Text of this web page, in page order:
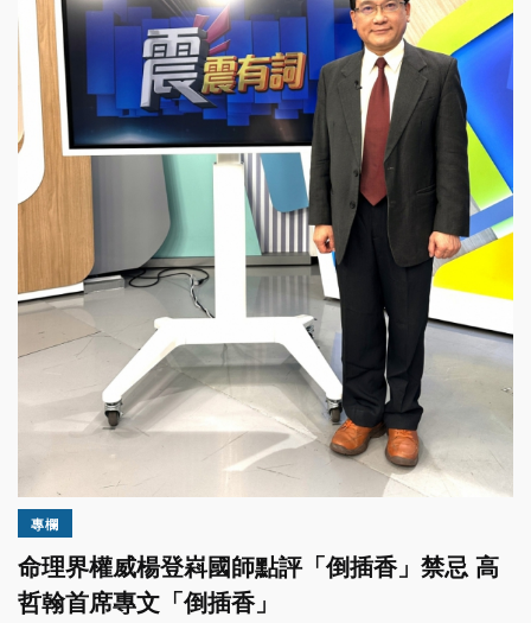
專欄
命理界權威楊登嵙國師點評「倒插香」禁忌 高
哲翰首席專文「倒插香」